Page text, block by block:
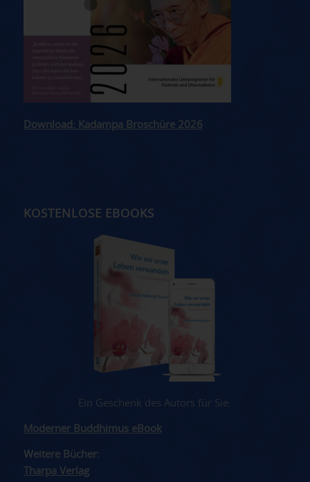
Download: Kadampa Broschüre 2026
KOSTENLOSE EBOOKS
Ein Geschenk des Autors für Sie.
Moderner Buddhimus eBook
Weitere Bücher:
Tharpa Verlag